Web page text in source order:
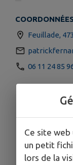
Feuillade,
06 11 24 85
Ce site
un petit
lors de la